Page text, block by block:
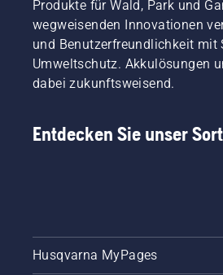
Produkte für Wald, Park und
wegweisenden Innovationen
und Benutzerfreundlichkeit mit
Umweltschutz. Akkulösungen
dabei zukunftsweisend.
Entdecken Sie unser
Husqvarna MyPages